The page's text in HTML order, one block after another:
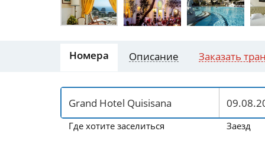
Номера Описание Заказать
Где хотите заселиться Заезд